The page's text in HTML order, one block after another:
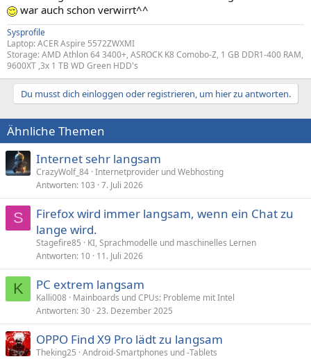
war auch schon verwirrt^^
Sysprofile
Laptop: ACER Aspire 5572ZWXMI
Storage: AMD Athlon 64 3400+, ASROCK K8 Comobo-Z, 1 GB DDR1-400 RAM,
9600XT ,3x 1 TB WD Green HDD's
Du musst dich einloggen oder registrieren, um hier zu antworten.
Ähnliche Themen
Internet sehr langsam
CrazyWolf_84 Internetprovider und Webhosting
Antworten 103 7. Juli 2026
S
Firefox wird immer langsam, wenn ein Chat zu
lange wird.
Stagefire85
KI, Sprachmodelle und maschinelles Lernen
Antworten 10 11. Juli 2026
K PC extrem langsam
Kalli008 Mainboards und CPUs: Probleme mit Intel
Antworten 30 23. Dezember 2025
OPPO Find X9 Pro lädt zu langsam
Theking25 Android-Smartphones und -Tablets